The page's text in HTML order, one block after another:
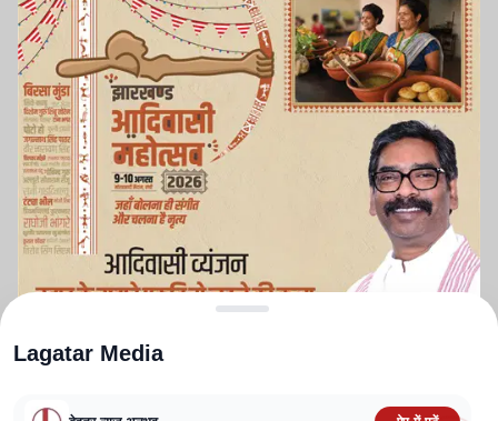
Lagatar Media